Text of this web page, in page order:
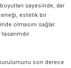
sayesinde, dar
estetik bir
olmasını sağlar.
son derece